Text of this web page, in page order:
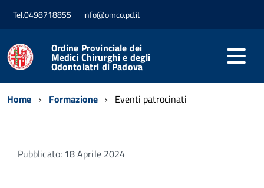
Tel.0498718855 info@omco.pd.it
Ordine Provinciale dei
Medici Chirurghi e degli
Odontoiatri di Padova
Home Formazione Eventi patrocinati
Pubblicato: 18 Aprile 2024